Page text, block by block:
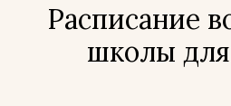
Расписание
школы